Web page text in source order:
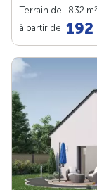
Terrain de : 832 m2
à partir de 192